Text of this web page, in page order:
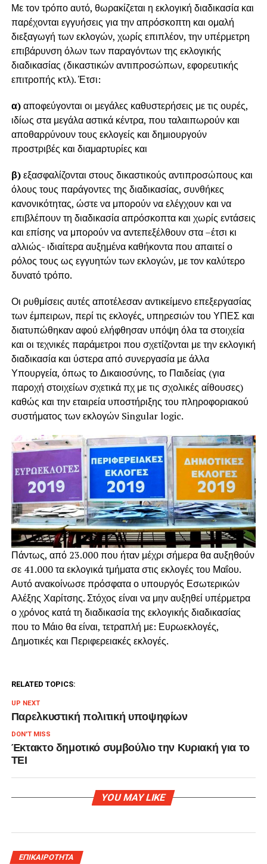
Με τον τρόπο αυτό, θωρακίζεται η εκλογική διαδικασία και
παρέχονται εγγυήσεις για την απρόσκοπτη και ομαλή
διεξαγωγή των εκλογών, χωρίς επιπλέον, την υπέρμετρη
επιβάρυνση όλων των παραγόντων της εκλογικής
διαδικασίας (δικαστικών αντιπροσώπων, εφορευτικής
επιτροπής κτλ). Έτσι:
α)αποφεύγονται οι μεγάλες καθυστερήσεις με τις ουρές,
ιδίως στα μεγάλα αστικά κέντρα, που ταλαιπωρούν και
αποθαρρύνουν τους εκλογείς και δημιουργούν
προστριβές και διαμαρτυρίες και
β)εξασφαλίζονται στους δικαστικούς αντιπροσώπους και
όλους τους παράγοντες της διαδικασίας, συνθήκες
κανονικότητας, ώστε να μπορούν να ελέγχουν και να
επιβλέπουν τη διαδικασία απρόσκοπτα και χωρίς εντάσεις
και επίσης να μπορούν να αντεπεξέλθουν στα –έτσι κι
αλλιώς- ιδιαίτερα αυξημένα καθήκοντα που απαιτεί ο
ρόλος τους ως εγγυητών των εκλογών, με τον καλύτερο
δυνατό τρόπο.
Οι ρυθμίσεις αυτές αποτέλεσαν αντικείμενο επεξεργασίας
των έμπειρων, περί τις εκλογές, υπηρεσιών του ΥΠΕΣ και
διατυπώθηκαν αφού ελήφθησαν υπόψη όλα τα στοιχεία
και οι τεχνικές παράμετροι που σχετίζονται με την εκλογική
διαδικασία και ύστερα από συνεργασία με άλλα
Υπουργεία, όπως το Δικαιοσύνης, το Παιδείας (για
παροχή στοιχείων σχετικά πχ με τις σχολικές αίθουσες)
καθώς και την εταιρεία υποστήριξης του πληροφοριακού
συστήματος των εκλογών Singular logic.
Πάντως, από 23.000 που ήταν μέχρι σήμερα θα αυξηθούν
σε 41.000 τα εκλογικά τμήματα στις εκλογές του Μαΐου.
Αυτό ανακοίνωσε πρόσφατα ο υπουργός Εσωτερικών
Αλέξης Χαρίτσης. Στόχος είναι να μην αυξηθεί υπέρμετρα
ο χρόνος κατά τη διαδικασία της εκλογικής διαδικασίας
που το Μάιο θα είναι, τετραπλή με: Ευρωεκλογές,
Δημοτικές και Περιφερειακές εκλογές.
RELATED TOPICS:
UP NEXT
Παρελκυστική πολιτική υποψηφίων
DON'T MISS
Έκτακτο δημοτικό συμβούλιο την Κυριακή για το
ΤΕΙ
YOU MAY LIKE
ΕΠΙΚΑΙΡΟΤΗΤΑ